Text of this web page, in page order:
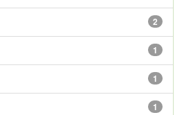
2
1
1
1